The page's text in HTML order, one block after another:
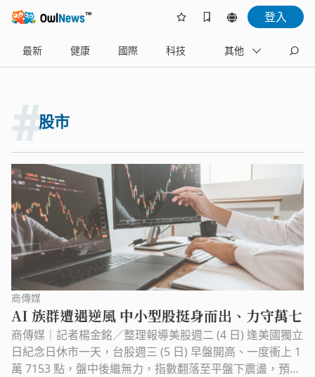
登入
最新 健康 國際 科技 財經
其他
#股市
商傳媒
AI 族群遭遇逆風 中小型股挺身而出、力守萬七
商傳媒｜記者楊金銘／整理報導美股週二 (4 日) 逢美國獨立
日紀念日休市一天，台股週三 (5 日) 早盤開高、一度衝上 1
萬 7153 點，盤中後繼無力，指數翻落至平盤下震盪，預估